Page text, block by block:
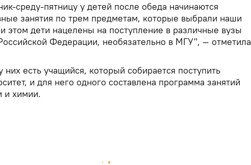
среду-пятницу у детей после обеда начинаются
занятия по трем предметам, которые выбрали наши
этом дети нацелены на поступление в различные вузы
Федерации, необязательно в МГУ", — отметила
них есть учащийся, который собирается поступить
и для него одного составлена программа занятий
и химии.